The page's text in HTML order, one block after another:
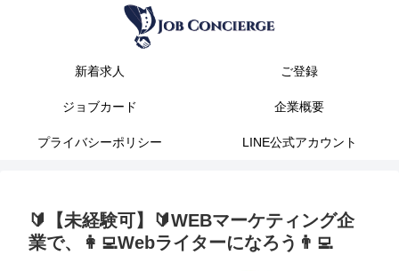
新着求人 ご登録
ジョブカード 企業概要
プライバシーポリシー LINE公式アカウント
🔰【未経験可】🔰WEBマーケティング企
業で、👩‍💻Webライターになろう👨‍💻